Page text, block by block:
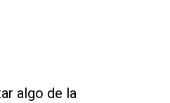
algo de la